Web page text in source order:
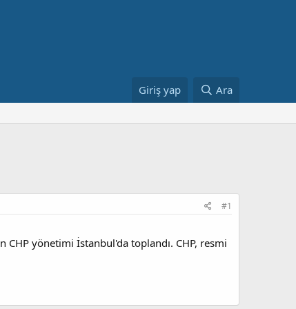
Giriş yap Ara
#1
CHP yönetimi İstanbul'da toplandı. CHP, resmi